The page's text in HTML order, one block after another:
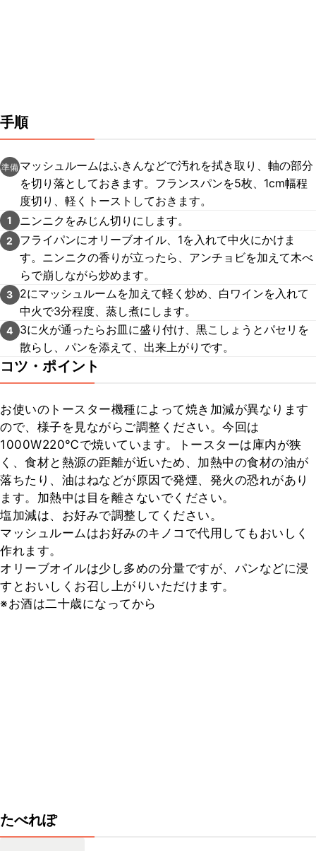
手順
準備 マッシュルームはふきんなどで汚れを拭き取り、軸の部分
を切り落としておきます。フランスパンを5枚、1cm幅程
度切り、軽くトーストしておきます。
1 ニンニクをみじん切りにします。
2
フライパンにオリーブオイル、1を入れて中火にかけま
す。ニンニクの香りが立ったら、アンチョビを加えて木べ
らで崩しながら炒めます。
3
2にマッシュルームを加えて軽く炒め、白ワインを入れて
中火で3分程度、蒸し煮にします。
4
3に火が通ったらお皿に盛り付け、黒こしょうとパセリを
散らし、パンを添えて、出来上がりです。
コツ・ポイント
お使いのトースター機種によって焼き加減が異なります
ので、様子を見ながらご調整ください。今回は
1000W220℃で焼いています。トースターは庫内が狭
く、食材と熱源の距離が近いため、加熱中の食材の油が
落ちたり、油はねなどが原因で発煙、発火の恐れがあり
ます。加熱中は目を離さないでください。
塩加減は、お好みで調整してください。
マッシュルームはお好みのキノコで代用してもおいしく
作れます。
オリーブオイルは少し多めの分量ですが、パンなどに浸
すとおいしくお召し上がりいただけます。
※お酒は二十歳になってから
たべれぽ